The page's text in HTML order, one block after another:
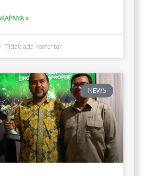
»
Tidak ada komentar
NEWS